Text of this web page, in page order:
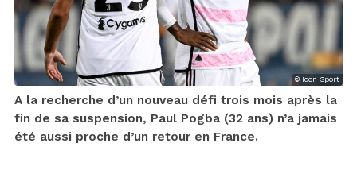
© Icon Sport
A la recherche d’un nouveau défi trois mois après la
fin de sa suspension, Paul Pogba (32 ans) n’a jamais
été aussi proche d’un retour en France.